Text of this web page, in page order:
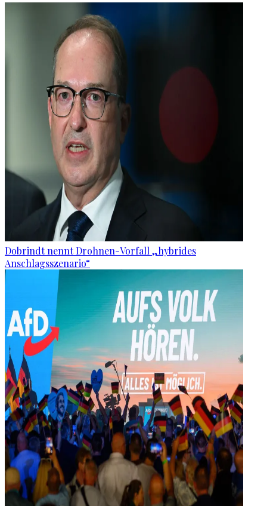
Dobrindt nennt Drohnen-Vorfall „hybrides
Anschlagsszenario“